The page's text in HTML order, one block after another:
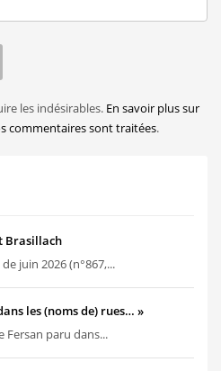
les indésirables. En savoir plus sur
commentaires sont traitées.
Brasillach
juin 2026 (n°867,...
les (noms de) rues… »
Fersan paru dans...